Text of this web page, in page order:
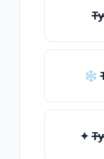
❄
✦